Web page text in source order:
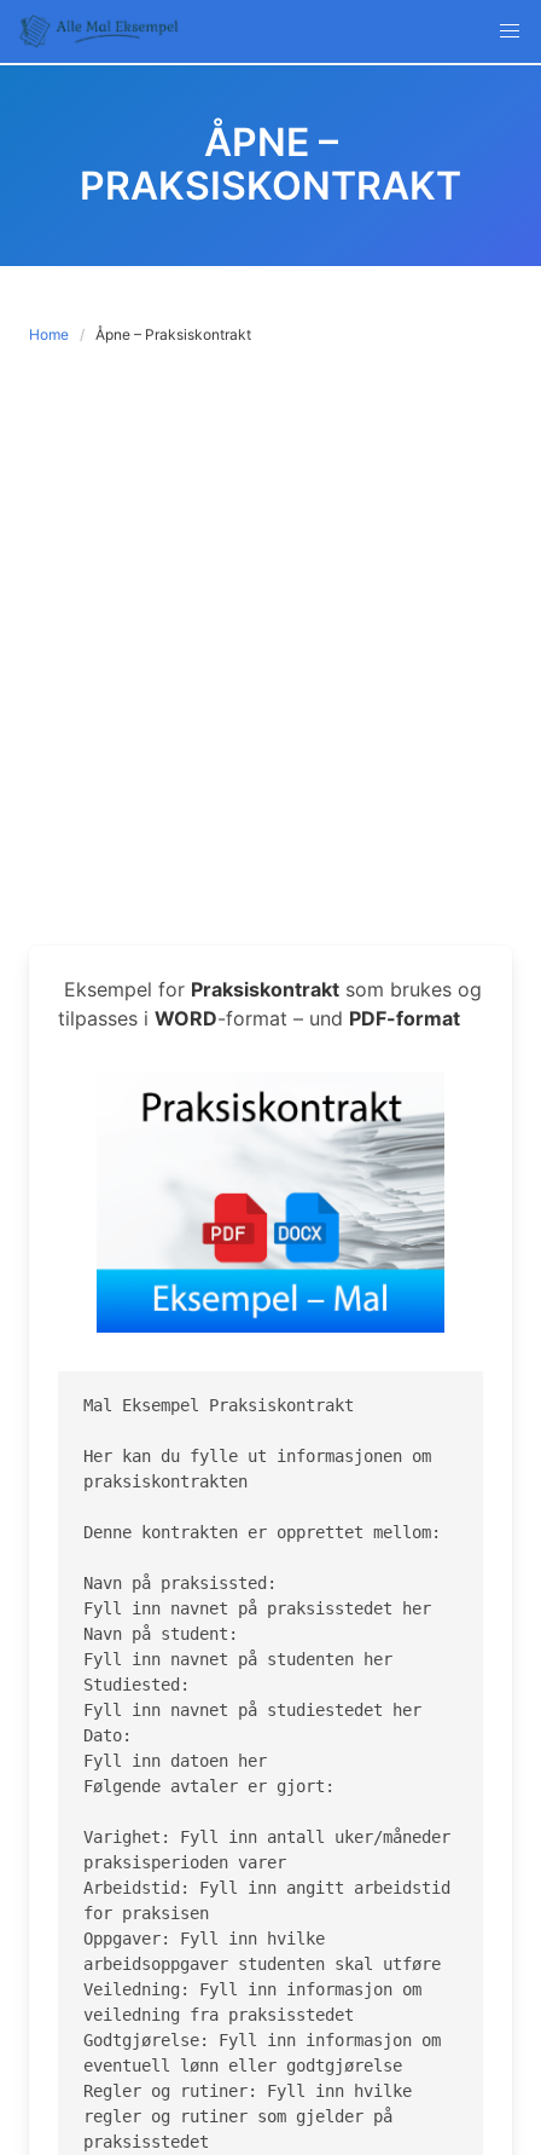
Skip
content
ÅPNE –
PRAKSISKONTRAKT
Home Åpne – Praksiskontrakt
Eksempel for Praksiskontrakt som brukes og
tilpasses i WORD-format – und PDF-format
Mal Eksempel Praksiskontrakt
Her kan du fylle ut informasjonen om
praksiskontrakten
Denne kontrakten er opprettet mellom:
Navn på praksissted:
Fyll inn navnet på praksisstedet her
Navn på student:
Fyll inn navnet på studenten her
Studiested:
Fyll inn navnet på studiestedet her
Dato:
Fyll inn datoen her
Følgende avtaler er gjort:
Varighet: Fyll inn antall uker/måneder
praksisperioden varer
Arbeidstid: Fyll inn angitt arbeidstid
for praksisen
Oppgaver: Fyll inn hvilke
arbeidsoppgaver studenten skal utføre
Veiledning: Fyll inn informasjon om
veiledning fra praksisstedet
Godtgjørelse: Fyll inn informasjon om
eventuell lønn eller godtgjørelse
Regler og rutiner: Fyll inn hvilke
regler og rutiner som gjelder på
praksisstedet